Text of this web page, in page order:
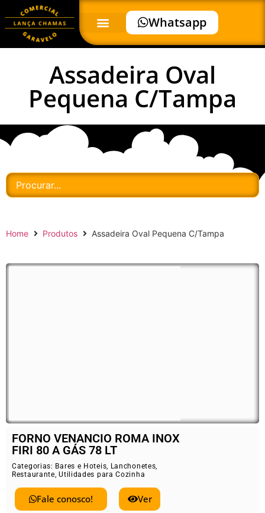
Whatsapp
Assadeira Oval
Pequena C/Tampa
Home Produtos Assadeira Oval Pequena C/Tampa
FORNO VENANCIO ROMA INOX
FIRI 80 A GÁS 78 LT
Categorias: Bares e Hoteis, Lanchonetes,
Restaurante,Utilidades para Cozinha
Fale conosco! Ver